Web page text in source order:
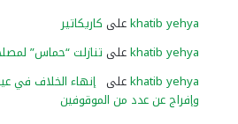
khatib yehyaعلى كاريكاتير
khatib yehyaعلىتنازلت “حماس”
khatib yehyaعلى إنهاء الخلاف في
وإفراج عن عدد من الموقوفين